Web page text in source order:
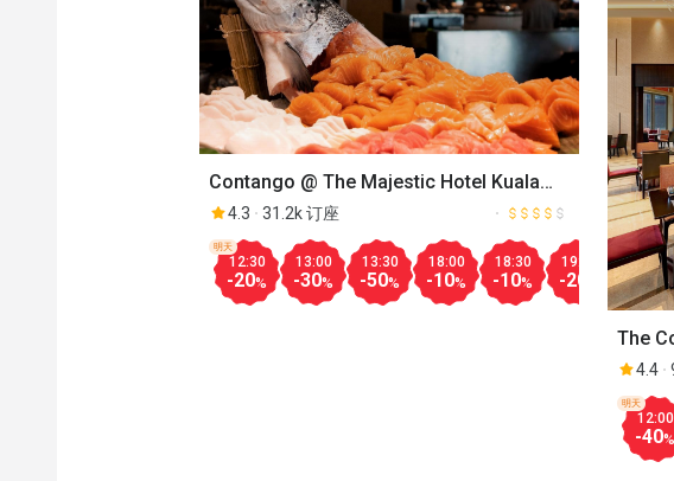
Contango @ The Majestic Hotel Kuala
Lumpur
4.3 31.2k 订座
12:30
-20%
明天
13:00
-30%
13:30
-50%
18:00
-10%
18:30
-10%
19:00
-20
19:30
-20 %
The
4.4
12:00
-40%
明天